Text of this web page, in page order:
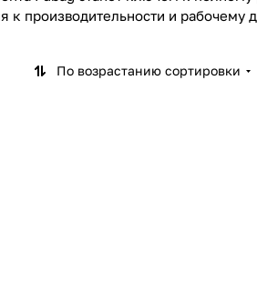
к производительности и рабочему
По возрастанию сортировки